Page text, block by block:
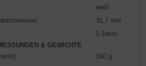
weiß
31.7 mm
5 Jahre
& GEWICHTE
340 g